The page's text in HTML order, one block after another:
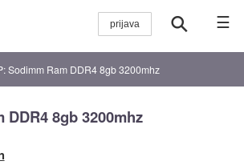
☰
Sodimm Ram DDR4 8gb 3200mhz
DDR4 8gb 3200mhz